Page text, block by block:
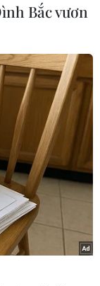
Bắc vươn